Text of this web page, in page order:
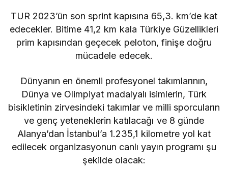
TUR 2023’ün son sprint kapısına 65,3. km’de kat
edecekler. Bitime 41,2 km kala Türkiye Güzellikleri
prim kapısından geçecek peloton, finişe doğru
mücadele edecek.
Dünyanın en önemli profesyonel takımlarının,
Dünya ve Olimpiyat madalyalı isimlerin, Türk
bisikletinin zirvesindeki takımlar ve milli sporcuların
ve genç yeteneklerin katılacağı ve 8 günde
Alanya’dan İstanbul’a 1.235,1 kilometre yol kat
edilecek organizasyonun canlı yayın programı şu
şekilde olacak: